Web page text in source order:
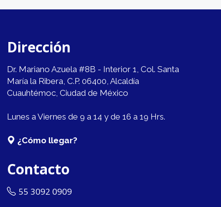
Dirección
Dr. Mariano Azuela #8B - Interior 1, Col. Santa
María la Ribera, C.P. 06400, Alcaldía
Cuauhtémoc, Ciudad de México
Lunes a Viernes de 9 a 14 y de 16 a 19 Hrs.
¿Cómo llegar?
Contacto
55 3092 0909